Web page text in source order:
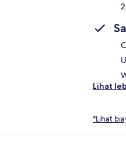
Lihat
*Lihat